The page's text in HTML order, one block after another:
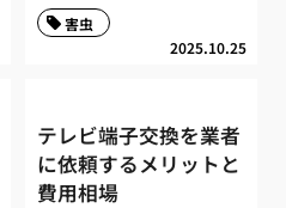
2025.10.25
害虫
テレビ端子交換を業者
に依頼するメリットと
費用相場